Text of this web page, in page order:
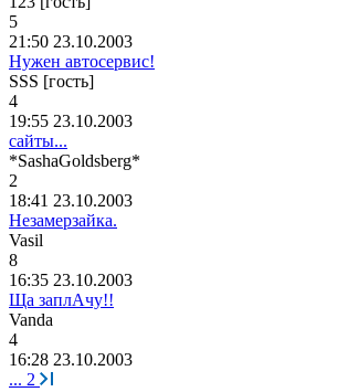
5
21:50 23.10.2003
Нужен автосервис!
SSS [гость]
4
19:55 23.10.2003
сайты...
*SashaGoldsberg*
2
18:41 23.10.2003
Незамерзайка.
Vasil
8
16:35 23.10.2003
Ща заплАчу!!
Vanda
4
16:28 23.10.2003
... 2